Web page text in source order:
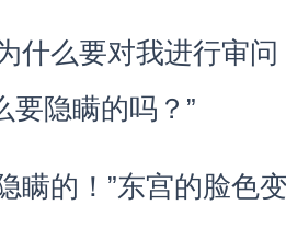
什么要对我进行审问
要隐瞒的吗？”
瞒的！”东宫的脸色